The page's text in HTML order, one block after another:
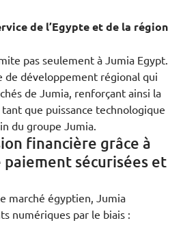
de l’Egypte et de la région
pas seulement à Jumia Egypt.
de développement régional qui
de Jumia, renforçant ainsi la
que puissance technologique
du groupe Jumia.
financière grâce à
paiement sécurisées et
marché égyptien, Jumia
numériques par le biais :